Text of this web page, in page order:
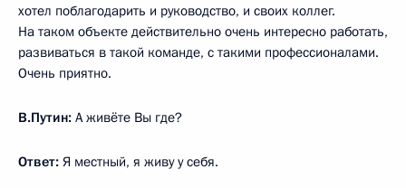
хотел поблагодарить и руководство, и своих коллег.
На таком объекте действительно очень интересно работать,
развиваться в такой команде, с такими профессионалами.
Очень приятно.
В.Путин: А живёте Вы где?
Ответ: Я местный, я живу у себя.